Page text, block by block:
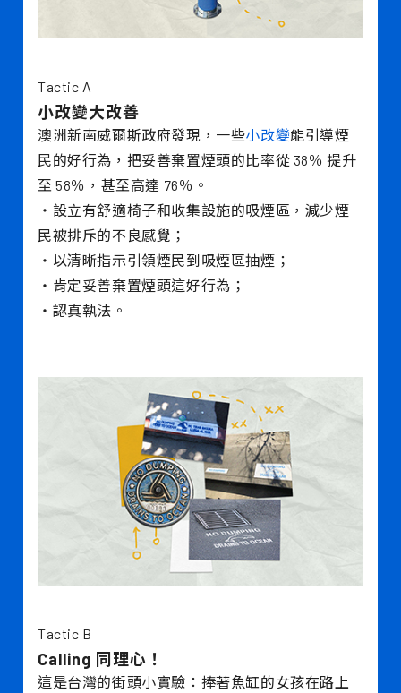
Tactic A
小改變大改善
澳洲新南威爾斯政府發現，一些小改變能引導煙
民的好行為，把妥善棄置煙頭的比率從 38％ 提升
至 58％，甚至高達 76％。
・設立有舒適椅子和收集設施的吸煙區，減少煙
民被排斥的不良感覺；
・以清晰指示引領煙民到吸煙區抽煙；
・肯定妥善棄置煙頭這好行為；
・認真執法。
Tactic B
Calling 同理心！
這是台灣的街頭小實驗：捧著魚缸的女孩在路上